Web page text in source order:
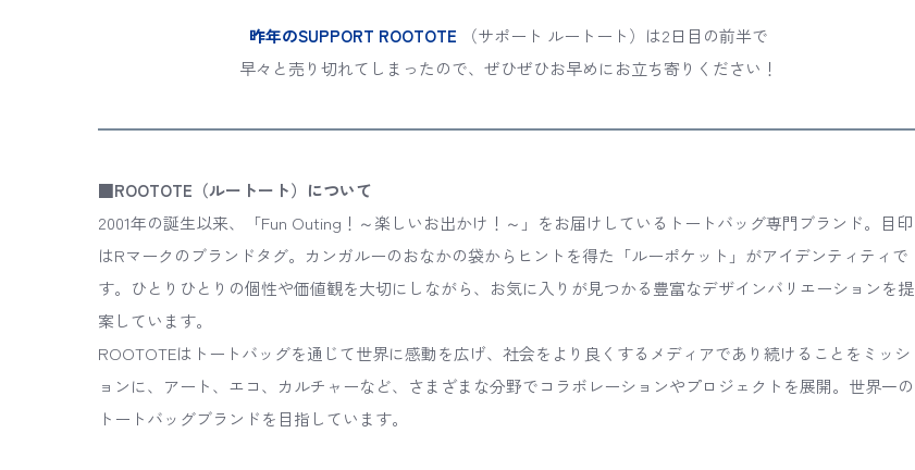
昨年のSUPPORT ROOTOTE （サポート ルートート）は2日目の前半で
早々と売り切れてしまったので、ぜひぜひお早めにお立ち寄りください！
■ROOTOTE（ルートート）について
2001年の誕生以来、「Fun Outing！～楽しいお出かけ！～」をお届けしているトートバッグ専門ブランド。目印
はRマークのブランドタグ。カンガルーのおなかの袋からヒントを得た「ルーポケット」がアイデンティティで
す。ひとりひとりの個性や価値観を大切にしながら、お気に入りが見つかる豊富なデザインバリエーションを提
案しています。
ROOTOTEはトートバッグを通じて世界に感動を広げ、社会をより良くするメディアであり続けることをミッシ
ョンに、アート、エコ、カルチャーなど、さまざまな分野でコラボレーションやプロジェクトを展開。世界一の
トートバッグブランドを目指しています。